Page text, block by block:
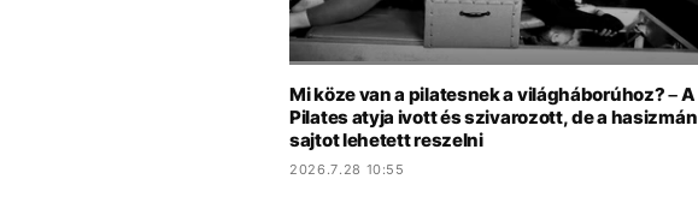
Mi köze van a pilatesnek a világháborúhoz? – A
Pilates atyja ivott és szivarozott, de a hasizmán
sajtot lehetett reszelni
2026.7.28 10:55